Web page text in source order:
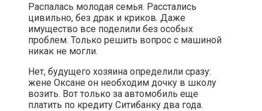
Распалась молодая семья. Расстались
цивильно, без драк и криков. Даже
имущество все поделили без особых
проблем. Только решить вопрос с машиной
никак не могли.
Нет, будущего хозяина определили сразу:
жене Оксане он необходим дочку в школу
возить. Вот только за автомобиль еще
платить по кредиту Ситибанку два года.